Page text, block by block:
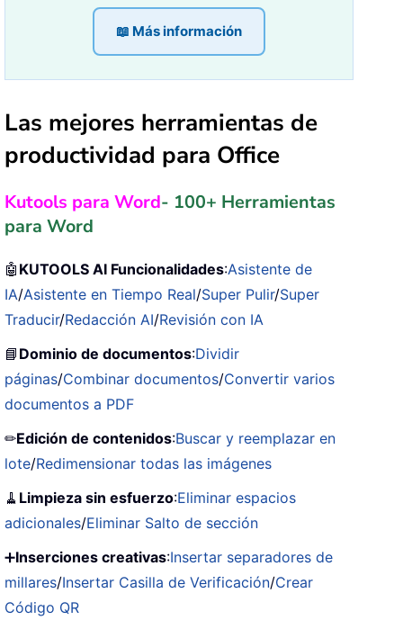
📖 Más información
Las mejores herramientas de
productividad para Office
Kutools para Word- 100+ Herramientas
para Word
🤖 KUTOOLS AI Funcionalidades:Asistente de
IA/Asistente en Tiempo Real/Super Pulir/Super
Traducir/Redacción AI/Revisión con IA
📘 Dominio de documentos:Dividir
páginas/Combinar documentos/Convertir varios
documentos a PDF
✏Edición de contenidos:Buscar y reemplazar en
lote/Redimensionar todas las imágenes
🧹 Limpieza sin esfuerzo:Eliminar espacios
adicionales/Eliminar Salto de sección
➕Inserciones creativas:Insertar separadores de
millares/Insertar Casilla de Verificación/Crear
Código QR